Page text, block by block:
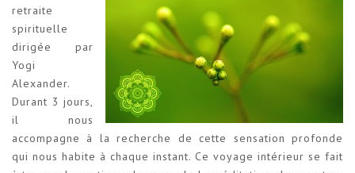
retraite
spirituelle
dirigée par
Yogi
Alexander.
Durant 3 jours,
il nous
accompagne à la recherche de cette sensation profonde
qui nous habite à chaque instant. Ce voyage intérieur se fait